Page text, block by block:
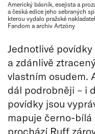
Americký básník, esejista a
a česká edice jeho sebraných
kterou vydalo pražské
Fandom a archiv Artzóny
Jednotlivé
a zdánlivě
vlastním osudem.
dál podrobněji – i
povídky jsou
mapuje černo-bílá
prochází Ruff